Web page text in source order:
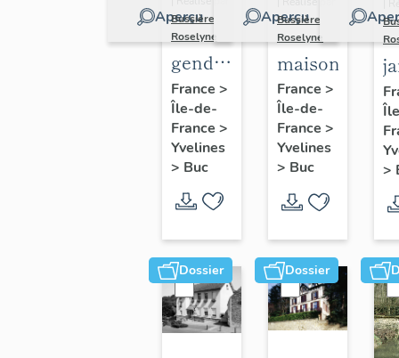
Aperçu
Bussière
Roselyne
gendarmerie,
actuellement
immeuble
France >
Île-de-
France >
Yvelines
> Buc
Aperçu
Bussière
Roselyne
maison
France >
Île-de-
France >
Yvelines
> Buc
>
Dossier Dossier